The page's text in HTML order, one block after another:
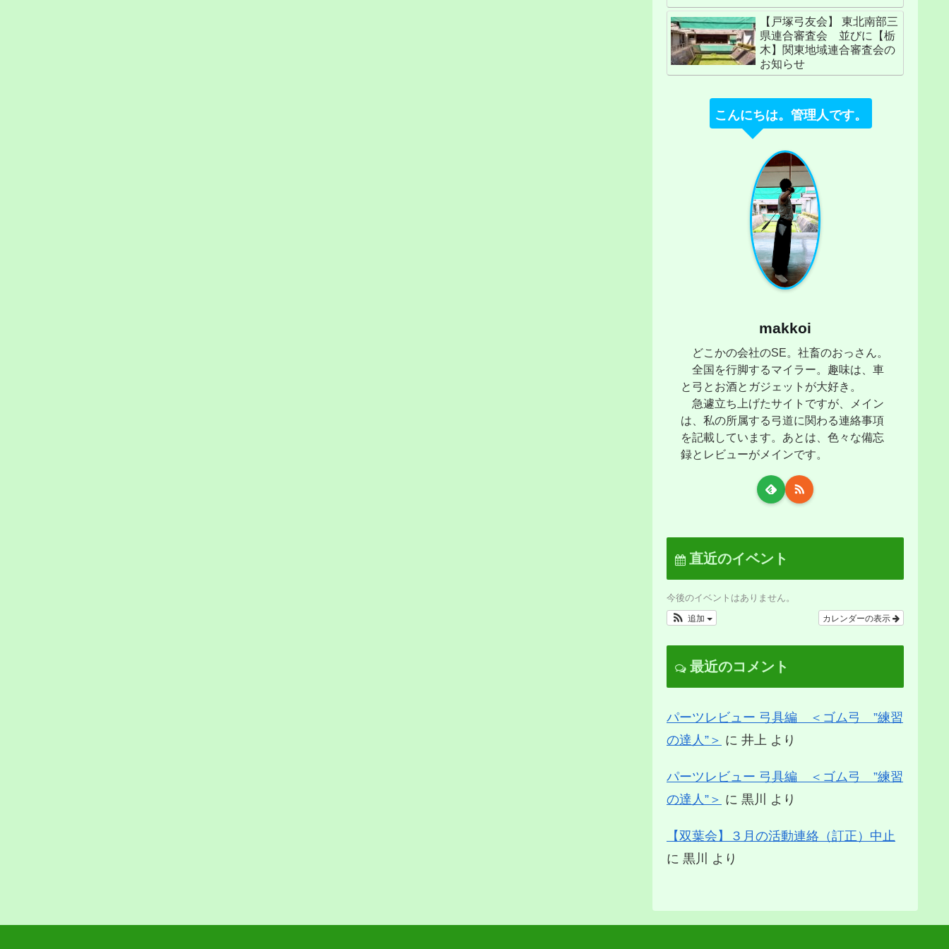
【戸塚弓友会】 東北南部三
県連合審査会 並びに【栃
木】関東地域連合審査会の
お知らせ
こんにちは。管理人です。
makkoi
どこかの会社のSE。社畜のおっさん。
全国を行脚するマイラー。趣味は、車
と弓とお酒とガジェットが大好き。
急遽立ち上げたサイトですが、メイン
は、私の所属する弓道に関わる連絡事項
を記載しています。あとは、色々な備忘
録とレビューがメインです。
直近のイベント
今後のイベントはありません。
カレンダーの表示
追加
最近のコメント
パーツレビュー 弓具編 ＜ゴム弓 ”練習
の達人”＞ に 井上 より
パーツレビュー 弓具編 ＜ゴム弓 ”練習
の達人”＞ に 黒川 より
【双葉会】３月の活動連絡（訂正）中止
に 黒川 より